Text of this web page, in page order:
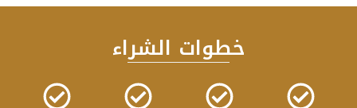
خطوات الشراء